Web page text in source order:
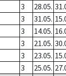
3 28.05.
3 31.05.
3 14.05.
3 21.05.
3 23.05.
3 25.05.